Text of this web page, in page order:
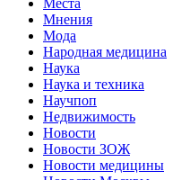
Мнения
Мода
Народная медицина
Наука
Наука и техника
Научпоп
Недвижимость
Новости
Новости ЗОЖ
Новости медицины